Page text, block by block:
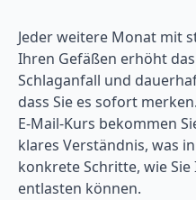
Jeder weitere Monat mit
Ihren Gefäßen erhöht
Schlaganfall und
dass Sie es sofort
E‑Mail-Kurs bekommen
klares Verständnis, was
konkrete Schritte, wie
entlasten können.